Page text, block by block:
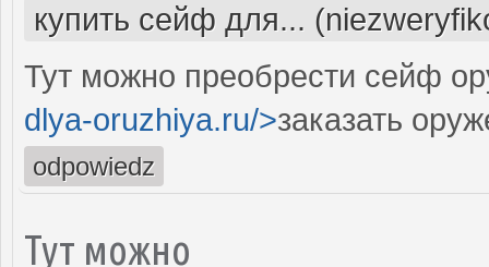
купить сейф для...
Тут можно преобрести сейф
dlya-oruzhiya.ru/>заказать
odpowiedz
Тут можно